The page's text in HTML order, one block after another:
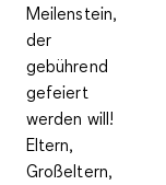
Meilenstein,
der
gebührend
gefeiert
werden will!
Eltern,
Großeltern,